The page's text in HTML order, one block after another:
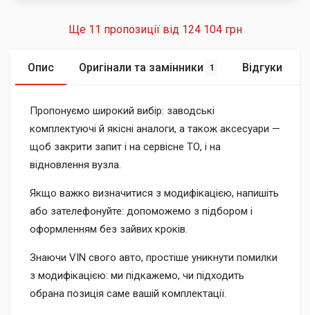
Ще 11 пропозиції від 124 104 грн
Опис Оригінали та замінники 1 Відгуки
Пропонуємо широкий вибір: заводські
комплектуючі й якісні аналоги, а також аксесуари —
щоб закрити запит і на сервісне ТО, і на
відновлення вузла.
Якщо важко визначитися з модифікацією, напишіть
або зателефонуйте: допоможемо з підбором і
оформленням без зайвих кроків.
Знаючи VIN свого авто, простіше уникнути помилки
з модифікацією: ми підкажемо, чи підходить
обрана позиція саме вашій комплектації.